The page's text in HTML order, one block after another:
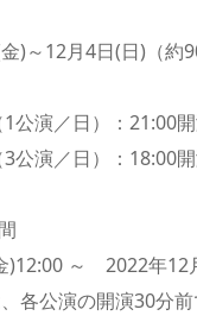
)～12月4日(日)（約
公演／日）：21:00
公演／日）：18:00
)12:00 ～ 2022年12
各公演の開演30分前